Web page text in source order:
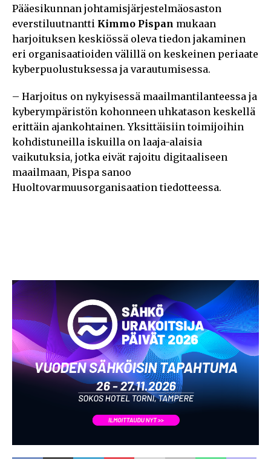
Pääesikunnan johtamisjärjestelmäosaston
everstiluutnantti Kimmo Pispan mukaan
harjoituksen keskiössä oleva tiedon jakaminen
eri organisaatioiden välillä on keskeinen periaate
kyberpuolustuksessa ja varautumisessa.
– Harjoitus on nykyisessä maailmantilanteessa ja
kyberympäristön kohonneen uhkatason keskellä
erittäin ajankohtainen. Yksittäisiin toimijoihin
kohdistuneilla iskuilla on laaja-alaisia
vaikutuksia, jotka eivät rajoitu digitaaliseen
maailmaan, Pispa sanoo
Huoltovarmuusorganisaation tiedotteessa.